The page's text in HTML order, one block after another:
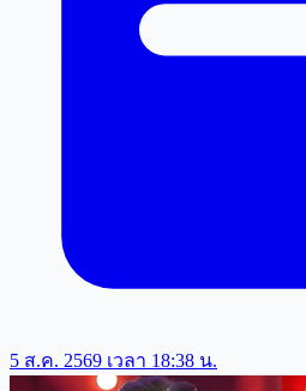
5 ส.ค. 2569 เวลา 18:38 น.